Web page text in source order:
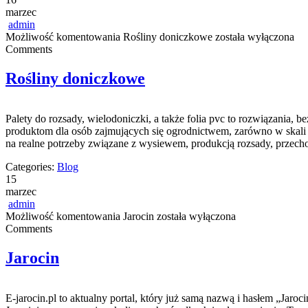
marzec
admin
Możliwość komentowania Rośliny doniczkowe została wyłączona
Comments
Rośliny doniczkowe
Palety do rozsady, wielodoniczki, a także folia pvc to rozwiązania,
produktom dla osób zajmujących się ogrodnictwem, zarówno w
na realne potrzeby związane z wysiewem, produkcją rozsady,
Categories: Blog
15
marzec
admin
Możliwość komentowania Jarocin została wyłączona
Comments
Jarocin
E-jarocin.pl to aktualny portal, który już samą nazwą i hasłem